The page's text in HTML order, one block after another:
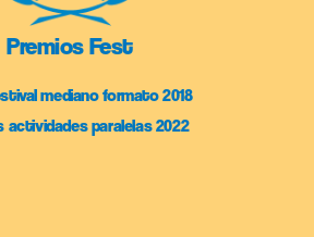
Premios Fest
mediano formato 2018
actividades paralelas 2022